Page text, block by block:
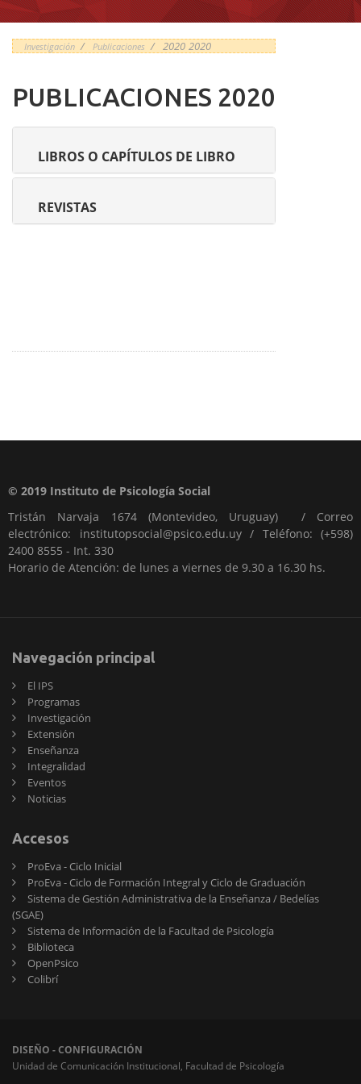
Investigación / Publicaciones / 2020 2020
PUBLICACIONES 2020
LIBROS O CAPÍTULOS DE LIBRO
REVISTAS
© 2019 Instituto de Psicología Social
Tristán Narvaja 1674 (Montevideo, Uruguay) / Correo
electrónico: institutopsocial@psico.edu.uy / Teléfono: (+598)
2400 8555 - Int. 330
Horario de Atención: de lunes a viernes de 9.30 a 16.30 hs.
Navegación principal
El IPS
Programas
Investigación
Extensión
Enseñanza
Integralidad
Eventos
Noticias
Accesos
ProEva - Ciclo Inicial
ProEva - Ciclo de Formación Integral y Ciclo de Graduación
Sistema de Gestión Administrativa de la Enseñanza / Bedelías
(SGAE)
Sistema de Información de la Facultad de Psicología
Biblioteca
OpenPsico
Colibrí
DISEÑO - CONFIGURACIÓN
Unidad de Comunicación Institucional, Facultad de Psicología